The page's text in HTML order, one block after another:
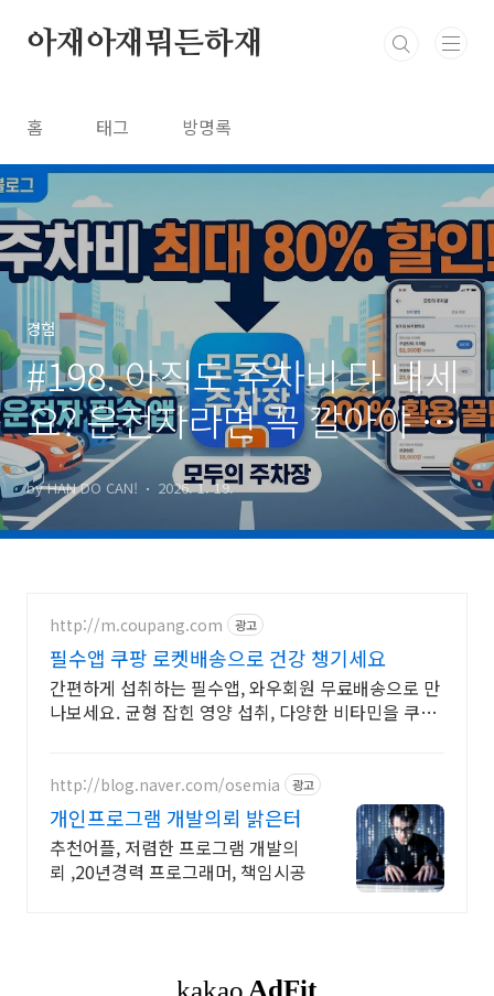
아재아재뭐든하재
홈 태그 방명록
경험
#198. 아직도 주차비 다 내세
요? 운전자라면 꼭 깔아야 할
필수 앱 (모두의 주차장)
by HAN DO CAN! 2026. 1. 19.
http://m.coupang.com 광고
필수앱 쿠팡 로켓배송으로 건강 챙기세요
간편하게 섭취하는 필수앱, 와우회원 무료배송으로 만
나보세요. 균형 잡힌 영양 섭취, 다양한 비타민을 쿠팡
http://blog.naver.com/osemia 광고
개인프로그램 개발의뢰 밝은터
추천어플, 저렴한 프로그램 개발의
뢰 ,20년경력 프로그래머, 책임시공